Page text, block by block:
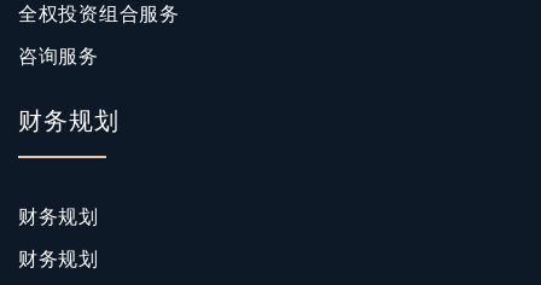
全权投资组合服务
咨询服务
财务规划
财务规划
财务规划